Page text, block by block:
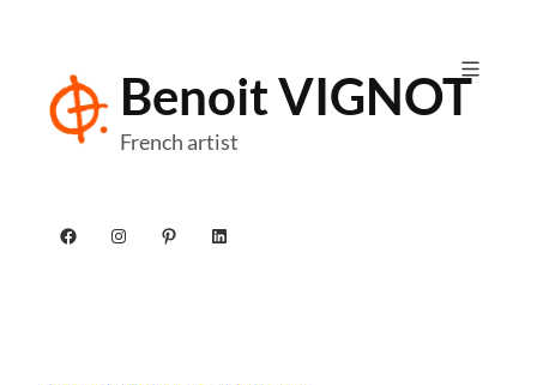
contenu
Benoit VIGNOT
French artist
Facebook
Instagram
Pinterest
LinkedIn